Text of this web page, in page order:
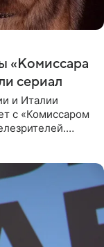
«Комиссара
сериал
и Италии
с «Комиссаром